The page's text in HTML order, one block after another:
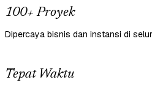
100+ Proyek
Dipercaya bisnis dan instansi di
Tepat Waktu